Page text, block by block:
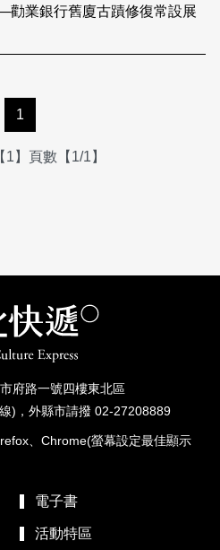
勸業銀行舊廈古蹟修復常設展
1
】頁數【1/1】
府路一號四樓東北區
)，外縣市請撥 02-27208889
、Chrome(螢幕設定最佳顯示
電子書
活動特區